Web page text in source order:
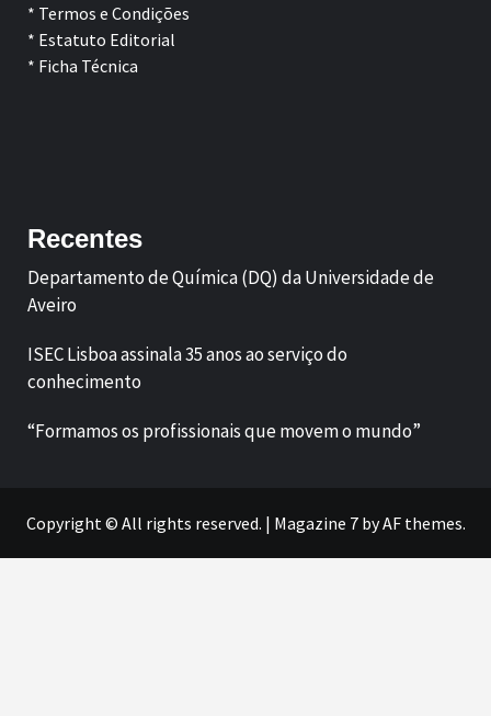
* Termos e Condições
* Estatuto Editorial
* Ficha Técnica
Recentes
Departamento de Química (DQ) da Universidade de
Aveiro
ISEC Lisboa assinala 35 anos ao serviço do
conhecimento
“Formamos os profissionais que movem o mundo”
Copyright © All rights reserved. | Magazine 7by AF themes.